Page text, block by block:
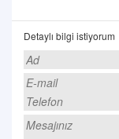
Detaylı bilgi istiyorum